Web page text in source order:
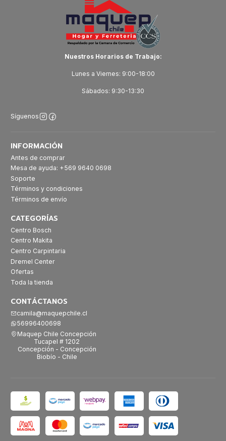
Nuestros Horarios de Trabajo:
Lunes a Viernes: 9:00-18:00
Sábados: 9:30-13:30
Síguenos
INFORMACIÓN
Antes de comprar
Mesa de ayuda: +569 9640 0698
Soporte
Términos y condiciones
Términos de envío
CATEGORÍAS
Centro Bosch
Centro Makita
Centro Carpintaria
Dremel Center
Ofertas
Toda la tienda
CONTÁCTANOS
camila@maquepchile.cl
56996400698
Maquep Chile Concepción
Tucapel # 1202
Concepción - Concepción
Biobío - Chile